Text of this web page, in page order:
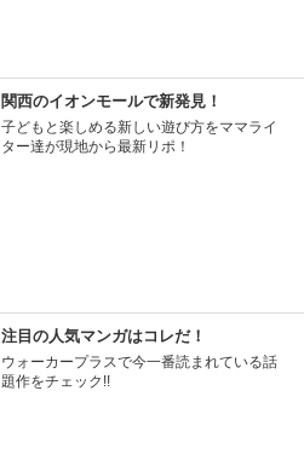
関西のイオンモールで新発見！
子どもと楽しめる新しい遊び方をママライ
ター達が現地から最新リポ！
注目の人気マンガはコレだ！
ウォーカープラスで今一番読まれている話
題作をチェック!!